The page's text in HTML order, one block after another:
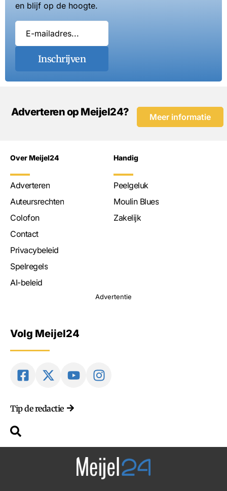
en blijf op de hoogte.
Inschrijven
Adverteren op Meijel24? Meer informatie
Over Meijel24
Adverteren
Auteursrechten
Colofon
Contact
Privacybeleid
Spelregels
AI-beleid
Handig
Peelgeluk
Moulin Blues
Zakelijk
Advertentie
Volg Meijel24
Tip de redactie